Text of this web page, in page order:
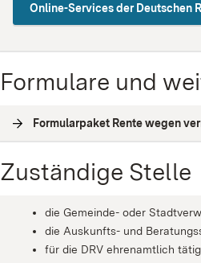
Online-Services der Deutschen
Formulare und
Formularpaket Rente wegen
Zuständige Stelle
die Gemeinde- oder
die Auskunfts- und
für die DRV ehrenamtlich